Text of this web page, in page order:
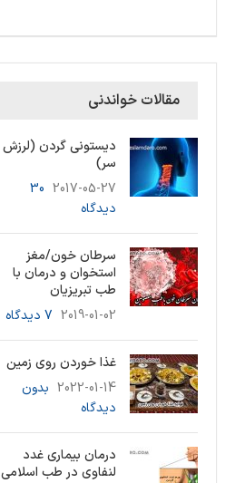
مقالات خواندنی
دیستونی گردن (لرزش
سر)
2017-05-27
30
دیدگاه
سرطان خون/مغز
استخوان و درمان با
طب تبریزیان
2019-01-02 7 دیدگاه
غذا خوردن روی زمین
2022-01-14 بدون
دیدگاه
درمان بیماری غدد
لنفاوی در طب اسلامی